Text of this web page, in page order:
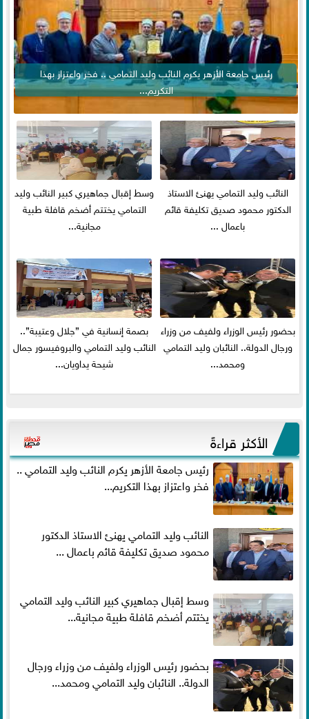
رئيس جامعة الأزهر يكرم النائب وليد التمامي .. فخر واعتزاز بهذا
التكريم...
النائب وليد التمامي يهنئ الاستاذ
الدكتور محمود صديق تكليفة قائم
باعمال ...
وسط إقبال جماهيري كبير النائب وليد
التمامي يختتم أضخم قافلة طبية
مجانية...
بحضور رئيس الوزراء ولفيف من وزراء
ورجال الدولة.. النائبان وليد التمامي
ومحمد...
بصمة إنسانية في ”جلال وعتيبة”..
النائب وليد التمامي والبروفيسور جمال
شيحة يداويان...
الأكثر قراءةً
رئيس جامعة الأزهر يكرم النائب وليد التمامي ..
فخر واعتزاز بهذا التكريم...
النائب وليد التمامي يهنئ الاستاذ الدكتور
محمود صديق تكليفة قائم باعمال ...
وسط إقبال جماهيري كبير النائب وليد التمامي
يختتم أضخم قافلة طبية مجانية...
بحضور رئيس الوزراء ولفيف من وزراء ورجال
الدولة.. النائبان وليد التمامي ومحمد...